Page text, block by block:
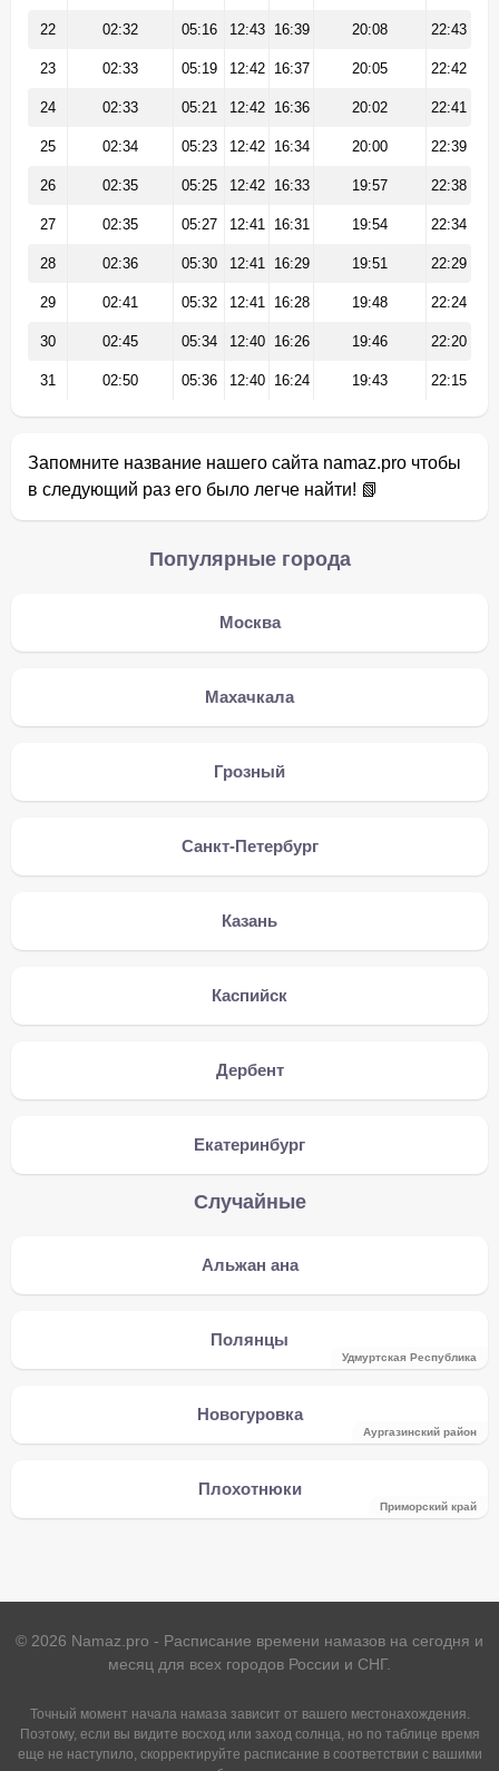
22 02:32 05:16 12:43 16:39 20:08 22:43
23 02:33 05:19 12:42 16:37 20:05 22:42
24 02:33 05:21 12:42 16:36 20:02 22:41
25 02:34 05:23 12:42 16:34 20:00 22:39
26 02:35 05:25 12:42 16:33 19:57 22:38
27 02:35 05:27 12:41 16:31 19:54 22:34
28 02:36 05:30 12:41 16:29 19:51 22:29
29 02:41 05:32 12:41 16:28 19:48 22:24
30 02:45 05:34 12:40 16:26 19:46 22:20
31 02:50 05:36 12:40 16:24 19:43 22:15
Запомните название нашего сайта namaz.pro чтобы
в следующий раз его было легче найти! 📗
Популярные города
Москва
Махачкала
Грозный
Санкт-Петербург
Казань
Каспийск
Дербент
Екатеринбург
Случайные
Альжан ана
Полянцы
Удмуртская Республика
Новогуровка
Аургазинский район
Плохотнюки
Приморский край
© 2026 Namaz.pro - Расписание времени намазов на сегодня и
месяц для всех городов России и СНГ.
Точный момент начала намаза зависит от вашего местонахождения.
Поэтому, если вы видите восход или заход солнца, но по таблице время
еще не наступило, скорректируйте расписание в соответствии с вашими